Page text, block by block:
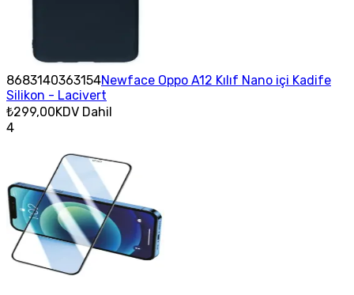
8683140363154Newface Oppo A12 Kılıf Nano içi Kadife
Silikon - Lacivert
₺299,00KDV Dahil
4